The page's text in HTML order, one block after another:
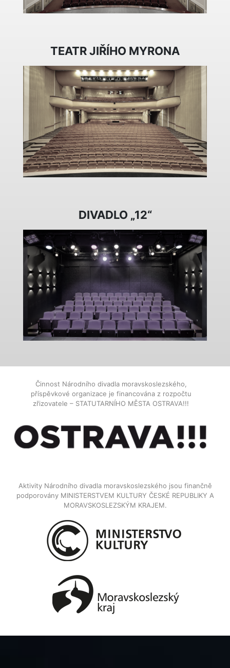
TEATR JIŘÍHO MYRONA
DIVADLO „12“
Činnost Národního divadla moravskoslezského,
příspěvkové organizace je financována z rozpočtu
zřizovatele – STATUTARNÍHO MĚSTA OSTRAVA!!!
Aktivity Národního divadla moravskoslezského jsou finančně
podporovány MINISTERSTVEM KULTURY ČESKÉ REPUBLIKY A
MORAVSKOSLEZSKÝM KRAJEM.